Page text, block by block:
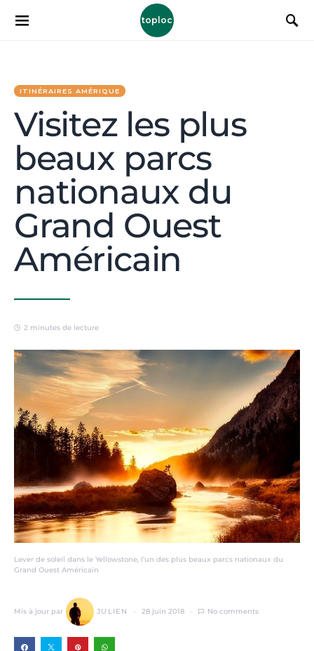
toploc
ITINÉRAIRES AMÉRIQUE
Visitez les plus
beaux parcs
nationaux du
Grand Ouest
Américain
2 minutes de lecture
Lever de soleil dans le Yellowstone, l’un des plus beaux parcs nationaux du
Grand Ouest Américain
Mis à jour par JULIEN 28 juin 2018 No comments